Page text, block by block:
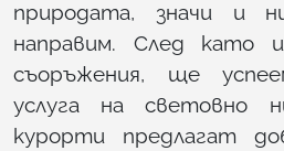
природата, значи и
направим. След като
съоръжения, ще
услуга на световно
курорти предлагат